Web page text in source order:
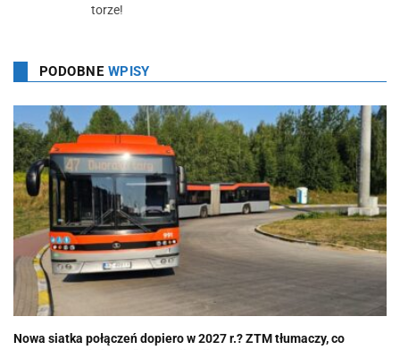
torze!
PODOBNE WPISY
Nowa siatka połączeń dopiero w 2027 r.? ZTM tłumaczy, co